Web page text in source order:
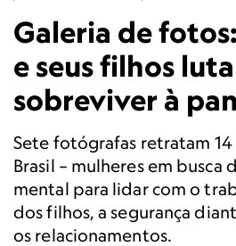
Galeria de
e seus filhos
sobreviver à
Sete fotógrafas retratam
Brasil – mulheres em busca
mental para lidar com o
dos filhos, a segurança
os relacionamentos.